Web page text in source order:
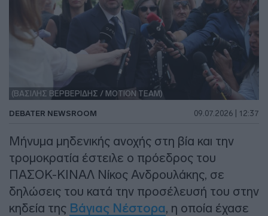
(ΒΑΣΙΛΗΣ ΒΕΡΒΕΡΙΔΗΣ / MOTION TEAM)
DEBATER NEWSROOM 09.07.2026 | 12:37
Μήνυμα μηδενικής ανοχής στη βία και την
τρομοκρατία έστειλε ο πρόεδρος του
ΠΑΣΟΚ-ΚΙΝΑΛ Νίκος Ανδρουλάκης, σε
δηλώσεις του κατά την προσέλευσή του στην
κηδεία της Βάγιας Νέστορα, η οποία έχασε